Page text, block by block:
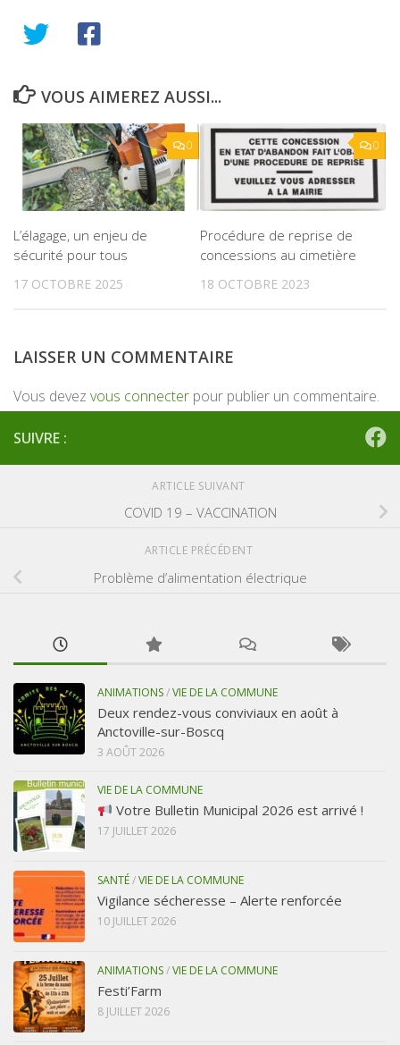
VOUS AIMEREZ AUSSI...
0
L’élagage, un enjeu de
sécurité pour tous
17 OCTOBRE 2025
0
Procédure de reprise de
concessions au cimetière
18 OCTOBRE 2023
LAISSER UN COMMENTAIRE
Vous devez vous connecter pour publier un commentaire.
SUIVRE :
ARTICLE SUIVANT
COVID 19 – VACCINATION
ARTICLE PRÉCÉDENT
Problème d’alimentation électrique
ANIMATIONS/VIE DE LA COMMUNE
Deux rendez-vous conviviaux en août à
Anctoville-sur-Boscq
3 AOÛT 2026
VIE DE LA COMMUNE
Votre Bulletin Municipal 2026 est arrivé !
17 JUILLET 2026
SANTÉ/VIE DE LA COMMUNE
Vigilance sécheresse – Alerte renforcée
10 JUILLET 2026
ANIMATIONS/VIE DE LA COMMUNE
Festi’Farm
8 JUILLET 2026